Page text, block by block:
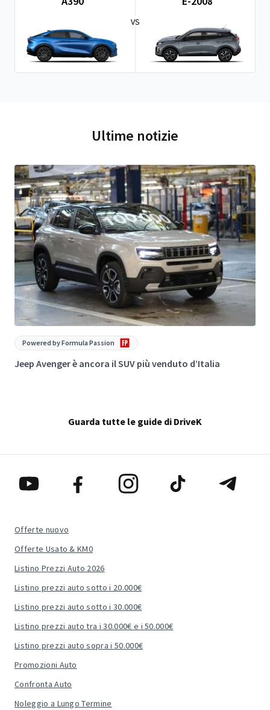
VS
Ultime notizie
Powered by Formula Passion
Jeep Avenger è ancora il SUV più venduto d’Italia
Guarda tutte le guide di DriveK
Offerte nuovo
Offerte Usato & KM0
Listino Prezzi Auto 2026
Listino prezzi auto sotto i 20.000€
Listino prezzi auto sotto i 30.000€
Listino prezzi auto tra i 30.000€ e i 50.000€
Listino prezzi auto sopra i 50.000€
Promozioni Auto
Confronta Auto
Noleggio a Lungo Termine